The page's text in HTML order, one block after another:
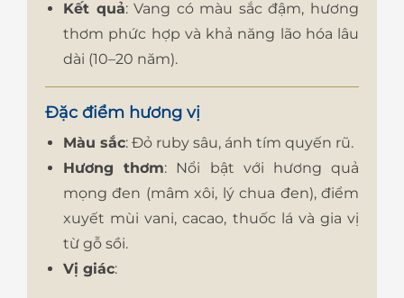
Kết quả: Vang có màu sắc đậm, hương
thơm phức hợp và khả năng lão hóa lâu
dài (10–20 năm).
Đặc điểm hương vị
Màu sắc: Đỏ ruby sâu, ánh tím quyến rũ.
Hương thơm: Nổi bật với hương quả
mọng đen (mâm xôi, lý chua đen), điểm
xuyết mùi vani, cacao, thuốc lá và gia vị
từ gỗ sồi.
Vị giác: